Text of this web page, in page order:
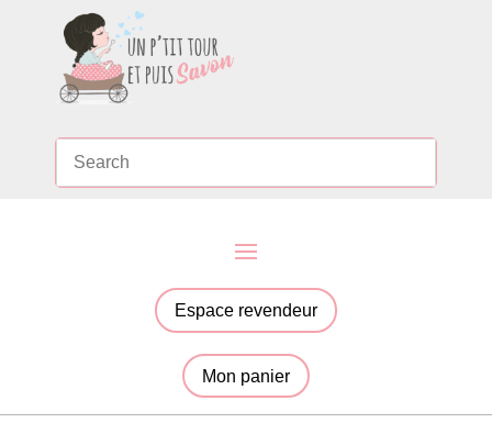
Espace revendeur
Mon panier